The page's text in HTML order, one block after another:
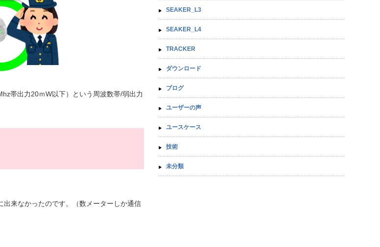
帯出力20ｍW以下）という周波数帯/弱出力
来なかったのです。（数メーターしか通信
SEAKER_L3
SEAKER_L4
TRACKER
ダウンロード
ブログ
ユーザーの声
ユースケース
技術
未分類